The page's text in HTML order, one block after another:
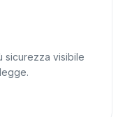
sicurezza visibile